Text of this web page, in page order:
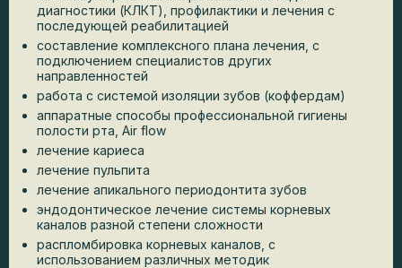
диагностики (КЛКТ), профилактики и лечения с
последующей реабилитацией
составление комплексного плана лечения, с
подключением специалистов других
направленностей
работа с системой изоляции зубов (коффердам)
аппаратные способы профессиональной гигиены
полости рта, Air flow
лечение кариеса
лечение пульпита
лечение апикального периодонтита зубов
эндодонтическое лечение системы корневых
каналов разной степени сложности
распломбировка корневых каналов, с
использованием различных методик